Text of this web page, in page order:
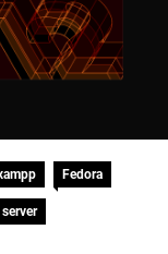
Fedora
server